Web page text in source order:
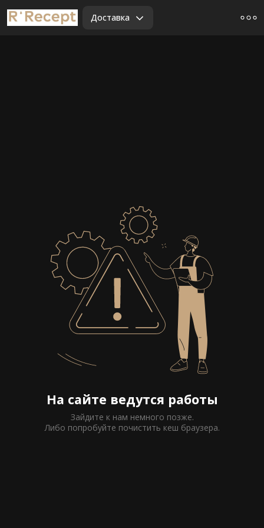
Доставка
На сайте ведутся работы
Зайдите к нам немного позже.
Либо попробуйте почистить кеш браузера.